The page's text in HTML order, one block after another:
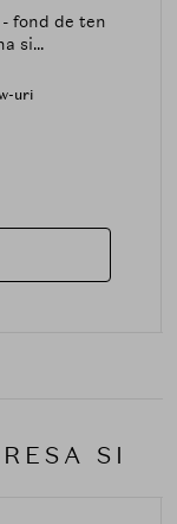
fond de ten
si...
uri
SI